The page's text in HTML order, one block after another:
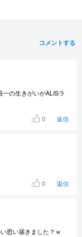
コメントする
思い届きました？ｗ
0
返信
の生きがいがALISラ
0
返信